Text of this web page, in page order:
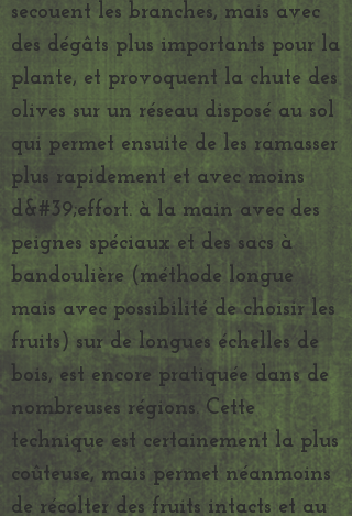
secouent les branches, mais avec
des dégâts plus importants pour la
plante, et provoquent la chute des
olives sur un réseau disposé au sol
qui permet ensuite de les ramasser
plus rapidement et avec moins
d&#39;effort. à la main avec des
peignes spéciaux et des sacs à
bandoulière (méthode longue
mais avec possibilité de choisir les
fruits) sur de longues échelles de
bois, est encore pratiquée dans de
nombreuses régions. Cette
technique est certainement la plus
coûteuse, mais permet néanmoins
de récolter des fruits intacts et au